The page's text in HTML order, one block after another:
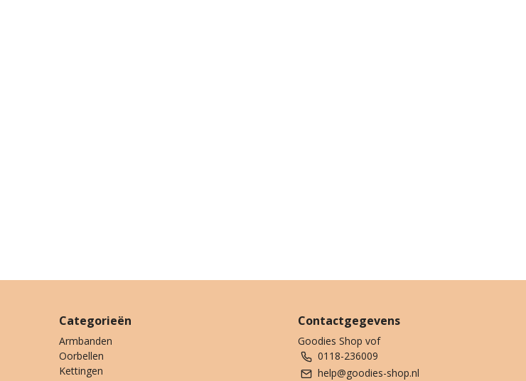
Categorieën
Armbanden
Oorbellen
Kettingen
Contactgegevens
Goodies Shop vof
0118-236009
help@goodies-shop.nl